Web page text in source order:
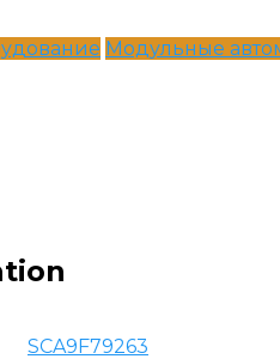
Модульные
SCA9F79263